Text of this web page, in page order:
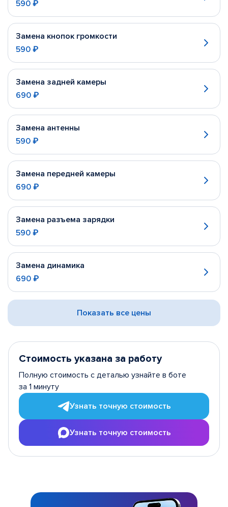
590 ₽
Замена кнопок громкости
590 ₽
Замена задней камеры
690 ₽
Замена антенны
590 ₽
Замена передней камеры
690 ₽
Замена разъема зарядки
590 ₽
Замена динамика
690 ₽
Показать все цены
Стоимость указана за работу
Полную стоимость с деталью узнайте в боте
за 1 минуту
Узнать точную стоимость
Узнать точную стоимость